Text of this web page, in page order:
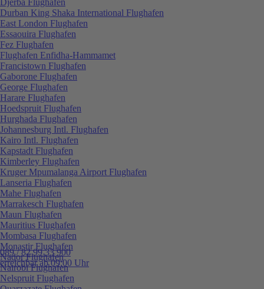
089 / 82 99 33 900
erreichbar ab 09:00 Uhr
Durban King Shaka International Flughafen
East London Flughafen
Essaouira Flughafen
Fez Flughafen
Flughafen Enfidha-Hammamet
Francistown Flughafen
Gaborone Flughafen
George Flughafen
Harare Flughafen
Hoedspruit Flughafen
Hurghada Flughafen
Johannesburg Intl. Flughafen
Kairo Intl. Flughafen
Kapstadt Flughafen
Kimberley Flughafen
Kruger Mpumalanga Airport Flughafen
Lanseria Flughafen
Mahe Flughafen
Marrakesch Flughafen
Maun Flughafen
Mauritius Flughafen
Mombasa Flughafen
Monastir Flughafen
Nador Flughafen
Nairobi Flughafen
Nelspruit Flughafen